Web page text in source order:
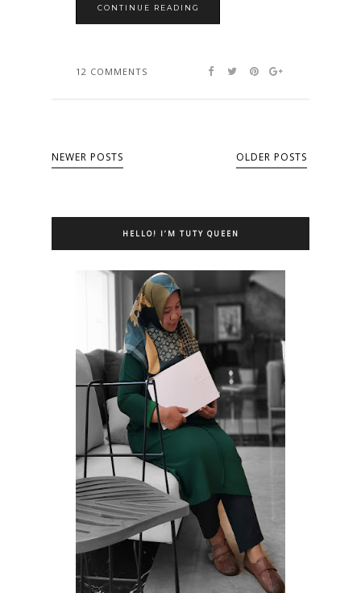
CONTINUE READING
12 COMMENTS
NEWER POSTS OLDER POSTS
HELLO! I’M TUTY QUEEN